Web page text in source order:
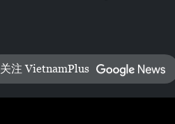
关注 VietnamPlus